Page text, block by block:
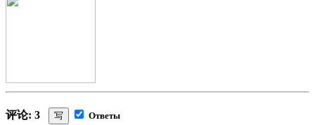
评论: 3 写 Ответы